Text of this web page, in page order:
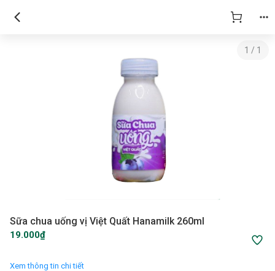
1 / 1
Sữa chua uống vị Việt Quất Hanamilk 260ml
19.000₫
Xem thông tin chi tiết